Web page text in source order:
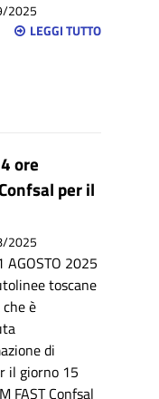
2025
LEGGI TUTTO
ore
per il
2025
AGOSTO 2025
toscane
è
di
il giorno 15
FAST Confsal